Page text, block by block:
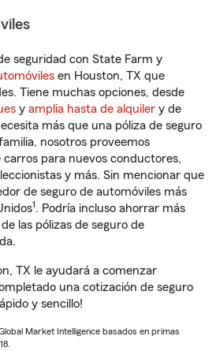
seguridad con State Farm y
en Houston, TX que
Tiene muchas opciones, desde
y amplia hasta de alquiler y de
más que una póliza de seguro
nosotros proveemos
para nuevos conductores,
y más. Sin mencionar que
de seguro de automóviles más
1. Podría incluso ahorrar más
las pólizas de seguro de
TX le ayudará a comenzar
una cotización de seguro
y sencillo!
Market Intelligence basados en primas